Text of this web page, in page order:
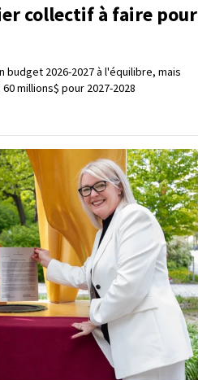
collectif à faire pour
budget 2026-2027 à l'équilibre, mais
millions$ pour 2027-2028